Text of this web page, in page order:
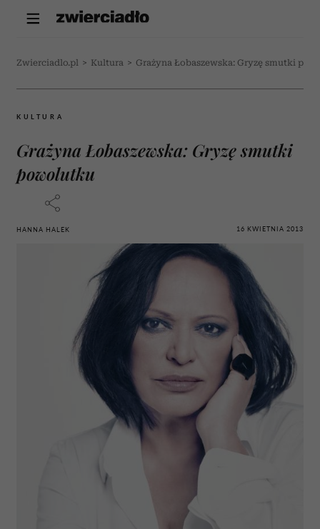
Zwierciadlo.pl > Kultura > Grażyna Łobaszewska: Gryzę smutki
KULTURA
Grażyna Łobaszewska: Gryzę smutki
powolutku
HANNA HALEK 16 KWIETNIA 2013